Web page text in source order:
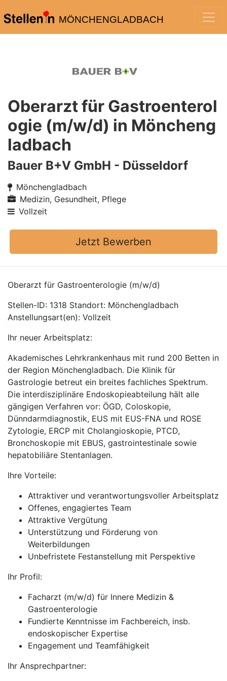
MÖNCHENGLADBACH
Oberarzt für Gastroenterol
ogie (m/w/d) in Möncheng
ladbach
Bauer B+V GmbH - Düsseldorf
Mönchengladbach
Medizin, Gesundheit, Pflege
Vollzeit
Jetzt Bewerben
Oberarzt für Gastroenterologie (m/w/d)
Stellen-ID: 1318 Standort: Mönchengladbach
Anstellungsart(en): Vollzeit
Ihr neuer Arbeitsplatz:
Akademisches Lehrkrankenhaus mit rund 200 Betten in
der Region Mönchengladbach. Die Klinik für
Gastrologie betreut ein breites fachliches Spektrum.
Die interdisziplinäre Endoskopieabteilung hält alle
gängigen Verfahren vor: ÖGD, Coloskopie,
Dünndarmdiagnostik, EUS mit EUS-FNA und ROSE
Zytologie, ERCP mit Cholangioskopie, PTCD,
Bronchoskopie mit EBUS, gastrointestinale sowie
hepatobiliäre Stentanlagen.
Ihre Vorteile:
Attraktiver und verantwortungsvoller Arbeitsplatz
Offenes, engagiertes Team
Attraktive Vergütung
Unterstützung und Förderung von
Weiterbildungen
Unbefristete Festanstellung mit Perspektive
Ihr Profil:
Facharzt (m/w/d) für Innere Medizin &
Gastroenterologie
Fundierte Kenntnisse im Fachbereich, insb.
endoskopischer Expertise
Engagement und Teamfähigkeit
Ihr Ansprechpartner: